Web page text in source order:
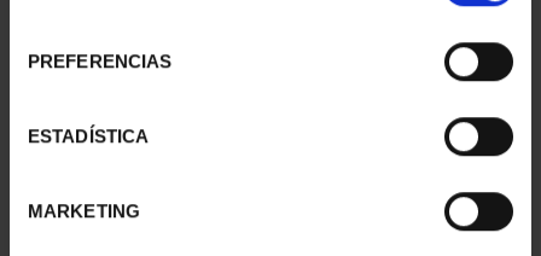
PREFERENCIAS
ESTADÍSTICA
MARKETING